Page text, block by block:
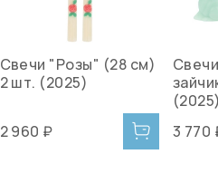
Свечи "Розы" (28 см)
2 шт. (2025)
2 960 ₽
3 770